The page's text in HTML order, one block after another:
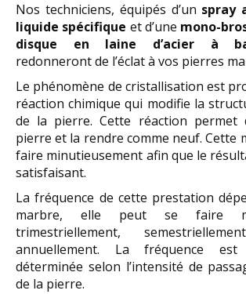
Nos techniciens, équipés d’un spray
liquide spécifique et d’une mono-
disque en laine d’acier à
redonneront de l’éclat à vos pierres
Le phénomène de cristallisation est
réaction chimique qui modifie la
de la pierre. Cette réaction permet
pierre et la rendre comme neuf. Cette
faire minutieusement afin que le
satisfaisant.
La fréquence de cette prestation
marbre, elle peut se faire
trimestriellement,
annuellement. La fréquence est
déterminée selon l’intensité de
de la pierre.